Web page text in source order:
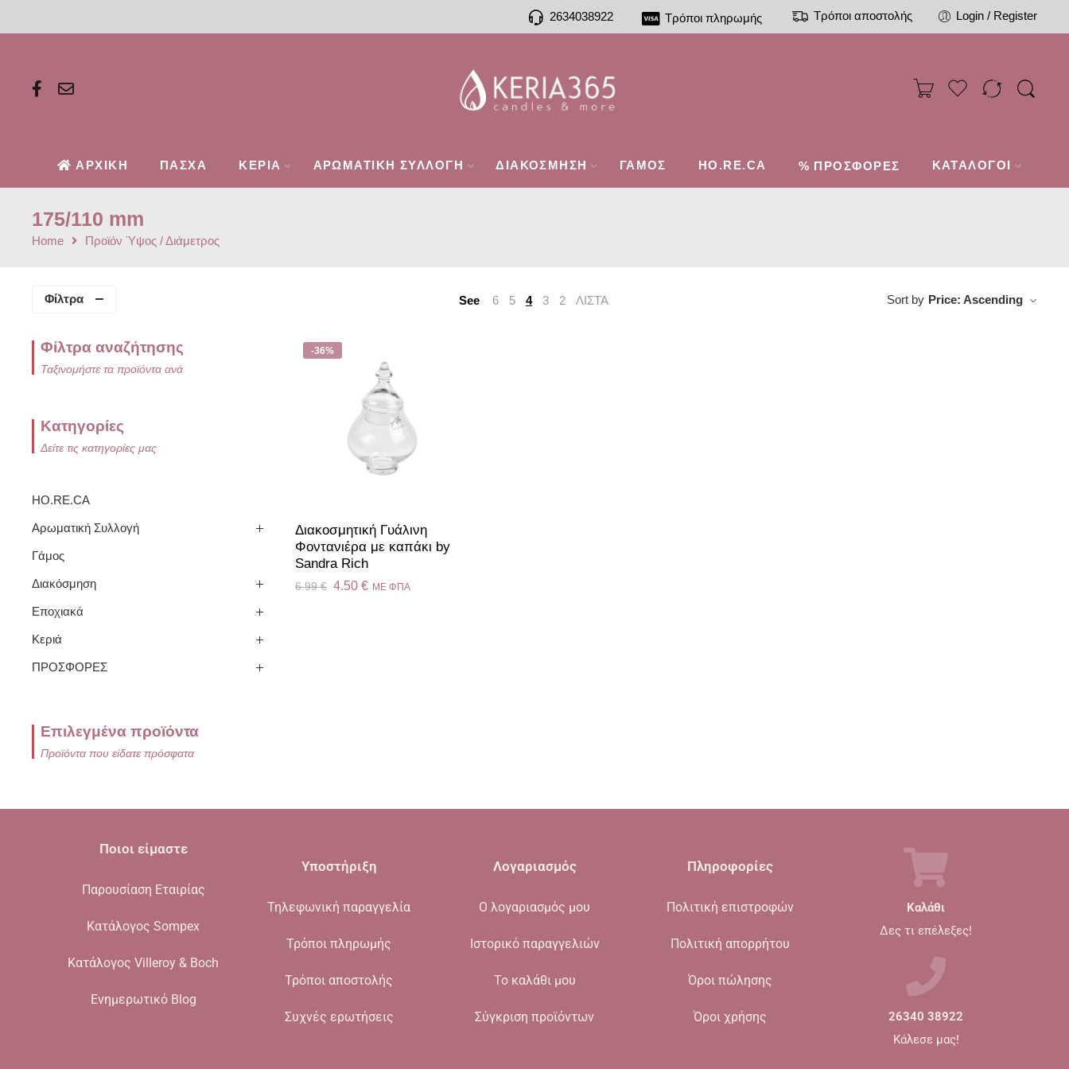
2634038922 Τρόποι πληρωμής Τρόποι αποστολής Login / Register
ΑΡΧΙΚΗ ΠΑΣΧΑ ΚΕΡΙΑ ΑΡΩΜΑΤΙΚΗ ΣΥΛΛΟΓΗ ΔΙΑΚΟΣΜΗΣΗ ΓΑΜΟΣ HO.RE.CA % ΠΡΟΣΦΟΡΕΣ ΚΑΤΑΛΟΓΟΙ
175/110 mm
Home Προϊόν Ύψος / Διάμετρος
Φίλτρα See 6 5 4 3 2 ΛΙΣΤΑ Sort by Price: Ascending
-36%
Διακοσμητική Γυάλινη
Φοντανιέρα με καπάκι by
Sandra Rich
6.99€ 4.50 € ME ΦΠΑ
Φίλτρα αναζήτησης
Ταξινομήστε τα προϊόντα ανά
Κατηγορίες
Δείτε τις κατηγορίες μας
HO.RE.CA
Αρωματική Συλλογή
Γάμος
Διακόσμηση
Εποχιακά
Κεριά
ΠΡΟΣΦΟΡΕΣ
Επιλεγμένα προϊόντα
Προϊόντα που είδατε πρόσφατα
Ποιοι είμαστε
Παρουσίαση Εταιρίας
Κατάλογος Sompex
Κατάλογος Villeroy & Boch
Ενημερωτικό Blog
Υποστήριξη
Τηλεφωνική παραγγελία
Τρόποι πληρωμής
Τρόποι αποστολής
Συχνές ερωτήσεις
Λογαριασμός
Ο λογαριασμός μου
Ιστορικό παραγγελιών
Το καλάθι μου
Σύγκριση προϊόντων
Πληροφορίες
Πολιτική επιστροφών
Πολιτική απορρήτου
Όροι πώλησης
Όροι χρήσης
Καλάθι
Δες τι επέλεξες!
26340 38922
Κάλεσε μας!